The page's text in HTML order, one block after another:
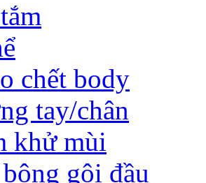
chết body
tay/chân
khử mùi
gội đầu